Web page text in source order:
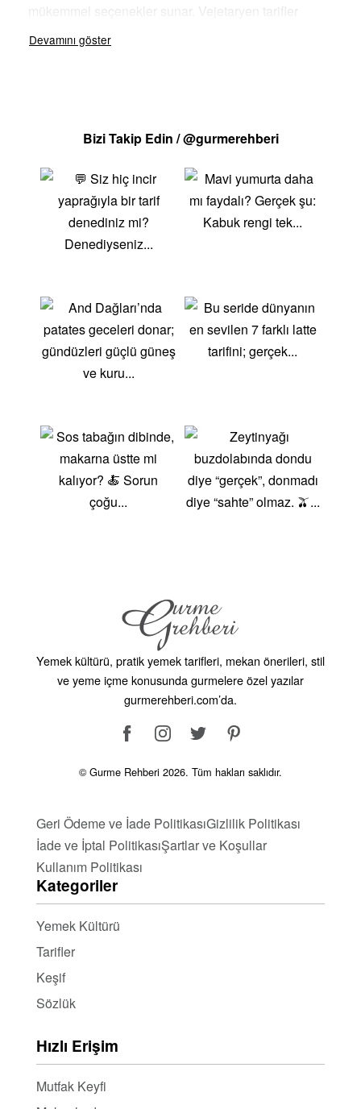
mükemmel seçenekler sunar. Vejetaryen tarifler
sayfamızda, farklı lezzetleri ve kolay hazırlanabilen
Vejetaryen Tarif ÇeşitleriSebzeli Güveç:Rengarenk
lezzetli bir güveç tarifi.Mercimek Köftesi:Protein
kaynağı mercimekle hazırlanan, hafif ve doyurucu bir
atıştırmalık veya ana yemek alternatifi.Zeytinyağlı
Enginar:Taze enginar, zeytinyağı ve baharatlarla
Neden Vejetaryen?Sağlıklı:Vitamin, mineral ve lif
açısından zengin, dengeli ve besleyici bir beslenme
tarzı.Çeşitlilik:Farklı sebze ve bitkisel ürünlerle
yemeklerinizi çeşitlendirebilir ve her damak zevkine
hitap edebilirsiniz.Kolay Hazırlık:Evde kolayca
Konuşturun! ! Kendi mutfağınızda vejetaryen tarifler
yaparak yaratıcılığınızı konuşturun. En sevdiğiniz
malzemelerle yemeklerinizi özelleştirin ve sağlıklı
yemekler yapmanın keyfini çıkarın! Özel günlerinizde
veya günlük hayatınızda vejetaryen yemeklerin tadını
Bizi Takip Edin / @gurmerehberi
Yemek kültürü, pratik yemek tarifleri, mekan önerileri, stil
ve yeme içme konusunda gurmelere özel yazılar
gurmerehberi.com’da.
© Gurme Rehberi 2026. Tüm hakları saklıdır.
Geri Ödeme ve İade PolitikasıGizlilik Politikası
İade ve İptal PolitikasıŞartlar ve Koşullar
Kullanım Politikası
Kategoriler
Yemek Kültürü
Tarifler
Keşif
Sözlük
Hızlı Erişim
Mutfak Keyfi